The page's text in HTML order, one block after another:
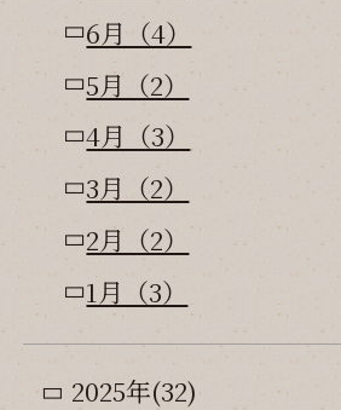
6月（4）
5月（2）
4月（3）
3月（2）
2月（2）
1月（3）
2025年(32)